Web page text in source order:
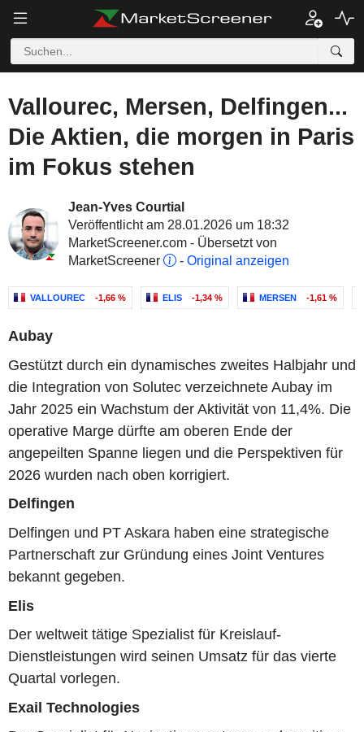
Vallourec, Mersen, Delfingen...
Die Aktien, die morgen in Paris
im Fokus stehen
Jean-Yves Courtial
Veröffentlicht am 28.01.2026 um 18:32
MarketScreener.com - Übersetzt von
MarketScreener
- Original anzeigen
VALLOUREC -1,66 % ELIS -1,34 % MERSEN -1,61 %
Aubay
Gestützt durch ein dynamisches zweites Halbjahr und
die Integration von Solutec verzeichnete Aubay im
Jahr 2025 ein Wachstum der Aktivität von 11,4%. Die
operative Marge dürfte am oberen Ende der
angepeilten Spanne liegen und die Perspektiven für
2026 wurden nach oben korrigiert.
Delfingen
Delfingen und PT Askara haben eine strategische
Partnerschaft zur Gründung eines Joint Ventures
bekannt gegeben.
Elis
Der weltweit tätige Spezialist für Kreislauf-
Dienstleistungen wird seinen Umsatz für das vierte
Quartal vorlegen.
Exail Technologies